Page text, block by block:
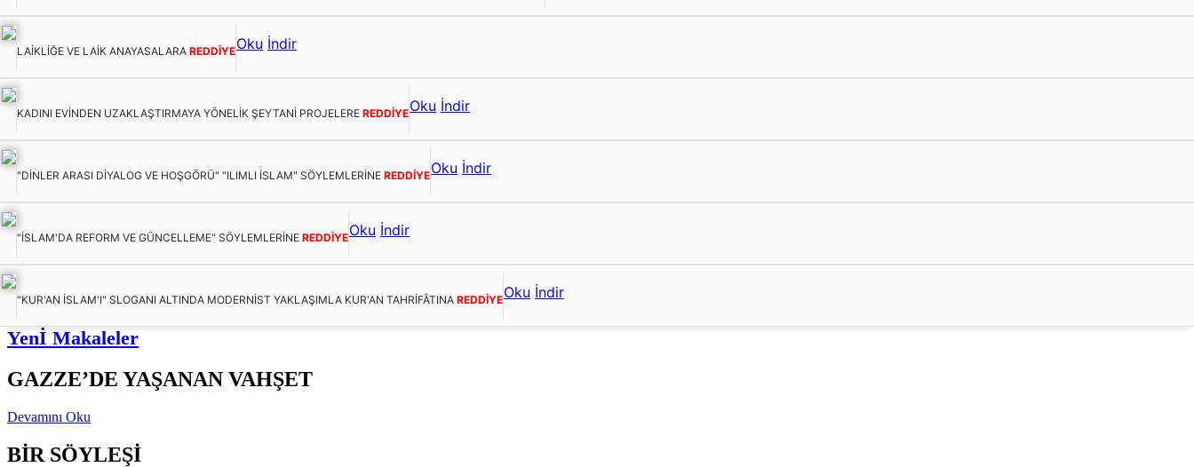
LAİKLİĞE VE LAİK ANAYASALARA REDDİYEOku İndir
KADINI EVİNDEN UZAKLAŞTIRMAYA YÖNELİK ŞEYTANİ PROJELERE REDDİYEOku İndir
"DİNLER ARASI DİYALOG VE HOŞGÖRÜ" "ILIMLI İSLAM" SÖYLEMLERİNE REDDİYEOku İndir
"İSLAM'DA REFORM VE GÜNCELLEME" SÖYLEMLERİNE REDDİYEOku İndir
"KUR'AN İSLAM'I" SLOGANI ALTINDA MODERNİST YAKLAŞIMLA KUR'AN TAHRİFÂTINA REDDİYEOku İndir
Yenİ Makaleler
GAZZE’DE YAŞANAN VAHŞET
Devamını Oku
BİR SÖYLEŞİ